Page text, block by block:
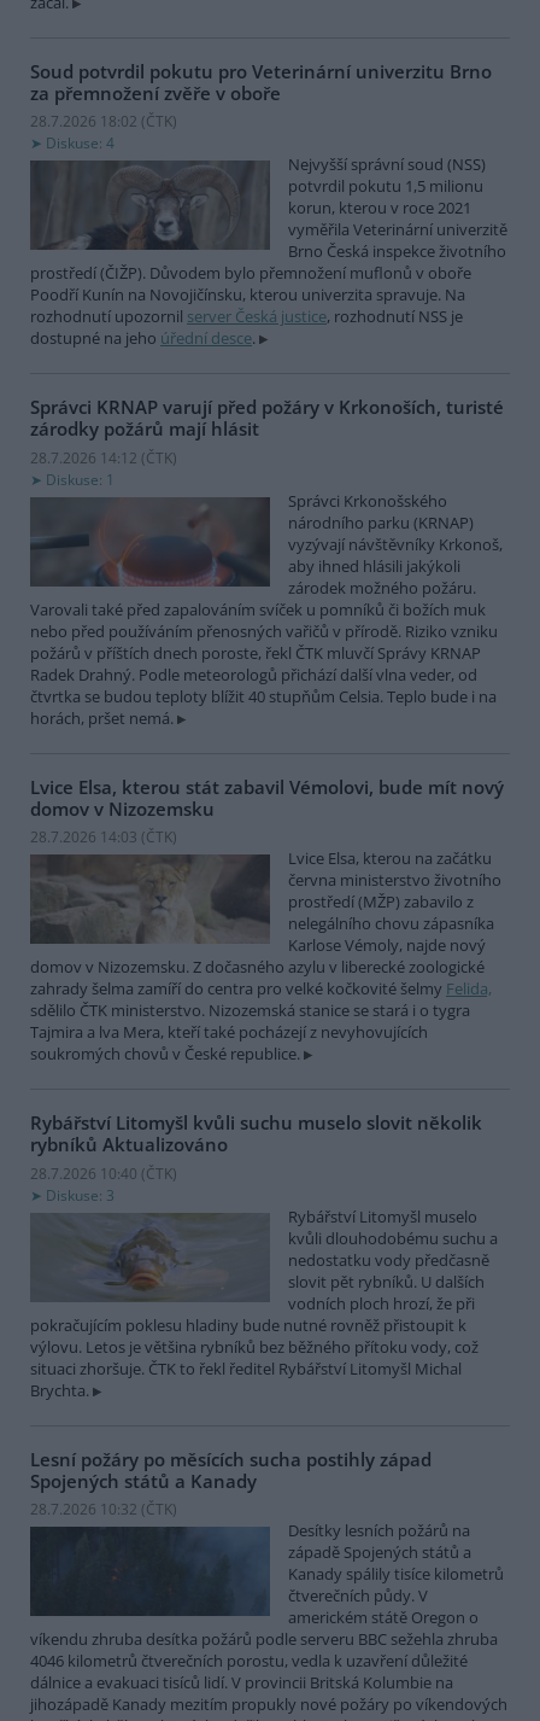
Soud potvrdil pokutu pro Veterinární univerzitu Brno
za přemnožení zvěře v oboře
28.7.2026 18:02 (ČTK)
Diskuse: 4
Nejvyšší správní soud (NSS)
potvrdil pokutu 1,5 milionu
korun, kterou v roce 2021
vyměřila Veterinární univerzitě
Brno Česká inspekce životního
prostředí (ČIŽP). Důvodem bylo přemnožení muflonů v oboře
Poodří Kunín na Novojičínsku, kterou univerzita spravuje. Na
rozhodnutí upozornil server Česká justice, rozhodnutí NSS je
dostupné na jeho úřední desce.
Správci KRNAP varují před požáry v Krkonoších, turisté
zárodky požárů mají hlásit
28.7.2026 14:12 (ČTK)
Diskuse: 1
Správci Krkonošského
národního parku (KRNAP)
vyzývají návštěvníky Krkonoš,
aby ihned hlásili jakýkoli
zárodek možného požáru.
Varovali také před zapalováním svíček u pomníků či božích muk
nebo před používáním přenosných vařičů v přírodě. Riziko vzniku
požárů v příštích dnech poroste, řekl ČTK mluvčí Správy KRNAP
Radek Drahný. Podle meteorologů přichází další vlna veder, od
čtvrtka se budou teploty blížit 40 stupňům Celsia. Teplo bude i na
horách, pršet nemá.
Lvice Elsa, kterou stát zabavil Vémolovi, bude mít nový
domov v Nizozemsku
28.7.2026 14:03 (ČTK)
Lvice Elsa, kterou na začátku
června ministerstvo životního
prostředí (MŽP) zabavilo z
nelegálního chovu zápasníka
Karlose Vémoly, najde nový
domov v Nizozemsku. Z dočasného azylu v liberecké zoologické
zahrady šelma zamíří do centra pro velké kočkovité šelmy Felida,
sdělilo ČTK ministerstvo. Nizozemská stanice se stará i o tygra
Tajmira a lva Mera, kteří také pocházejí z nevyhovujících
soukromých chovů v České republice.
Rybářství Litomyšl kvůli suchu muselo slovit několik
rybníků Aktualizováno
28.7.2026 10:40 (ČTK)
Diskuse: 3
Rybářství Litomyšl muselo
kvůli dlouhodobému suchu a
nedostatku vody předčasně
slovit pět rybníků. U dalších
vodních ploch hrozí, že při
pokračujícím poklesu hladiny bude nutné rovněž přistoupit k
výlovu. Letos je většina rybníků bez běžného přítoku vody, což
situaci zhoršuje. ČTK to řekl ředitel Rybářství Litomyšl Michal
Brychta.
Lesní požáry po měsících sucha postihly západ
Spojených států a Kanady
28.7.2026 10:32 (ČTK)
Desítky lesních požárů na
západě Spojených států a
Kanady spálily tisíce kilometrů
čtverečních půdy. V
americkém státě Oregon o
víkendu zhruba desítka požárů podle serveru BBC sežehla zhruba
4046 kilometrů čtverečních porostu, vedla k uzavření důležité
dálnice a evakuaci tisíců lidí. V provincii Britská Kolumbie na
jihozápadě Kanady mezitím propukly nové požáry po víkendových